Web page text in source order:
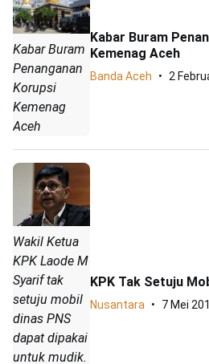
Kabar Buram
Penanganan
Korupsi
Kemenag
Aceh
Kabar Buram
Kemenag Aceh
Banda Aceh 2
Wakil Ketua
KPK Laode M
Syarif tak
setuju mobil
dinas PNS
dapat dipakai
untuk mudik.
KPK Tak Setuju
Nusantara 7 Mei